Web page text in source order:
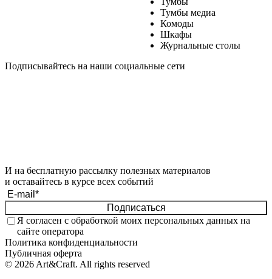
Тумбы медиа
Комоды
Шкафы
Журнальные столы
Подписывайтесь на наши социальные сети
И на бесплатную рассылку полезных материалов
и оставайтесь в курсе всех событий
Подписаться
Я согласен с обработкой моих персональных данных на
сайте оператора
Политика конфиденциальности
Публичная оферта
© 2026 Art&Craft. All rights reserved